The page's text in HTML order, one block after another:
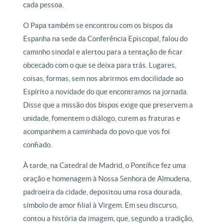
cada pessoa.
O Papa também se encontrou com os bispos da
Espanha na sede da Conferência Episcopal, falou do
caminho sinodal e alertou para a tentação de ficar
obcecado com o que se deixa para trás. Lugares,
coisas, formas, sem nos abrirmos em docilidade ao
Espírito a novidade do que encontramos na jornada.
Disse que a missão dos bispos exige que preservem a
unidade, fomentem o diálogo, curem as fraturas e
acompanhem a caminhada do povo que vos foi
confiado.
À tarde, na Catedral de Madrid, o Pontífice fez uma
oração e homenagem à Nossa Senhora de Almudena,
padroeira da cidade, depositou uma rosa dourada,
símbolo de amor filial à Virgem. Em seu discurso,
contou a história da imagem, que, segundo a tradição,